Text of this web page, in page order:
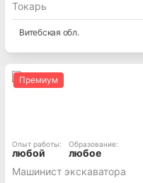
Токарь
Витебская обл.
Премиум
Опыт работы:
любой
Образование:
любое
Машинист экскаватора